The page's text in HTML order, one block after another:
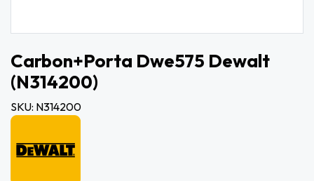
Carbon+porta Dwe575 Dewalt
(n314200)
SKU: N314200